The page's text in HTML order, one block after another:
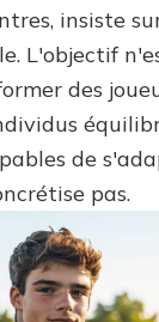
insiste
L'objectif
des
de
pas.